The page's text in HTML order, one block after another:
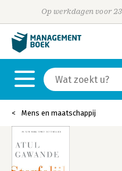
Op werkdagen voor
Mens en maatschappij